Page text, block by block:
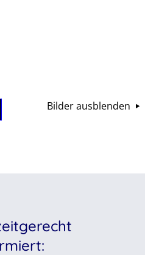
Bilder ausblenden